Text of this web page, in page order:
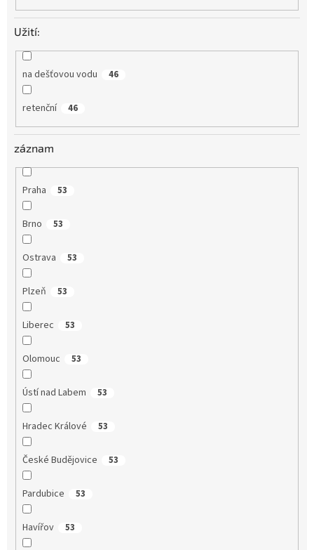
Užití:
na dešťovou vodu 46
retenční 46
záznam
Praha 53
Brno 53
Ostrava 53
Plzeň 53
Liberec 53
Olomouc 53
Ústí nad Labem 53
Hradec Králové 53
České Budějovice 53
Pardubice 53
Havířov 53